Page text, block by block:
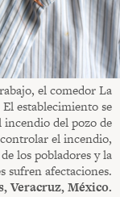
el comedor La
establecimiento se
del pozo de
el incendio,
los pobladores y la
sufren afectaciones.
Veracruz, México.